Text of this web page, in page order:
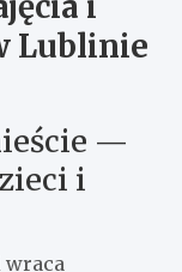
Lublinie
—
i
wraca